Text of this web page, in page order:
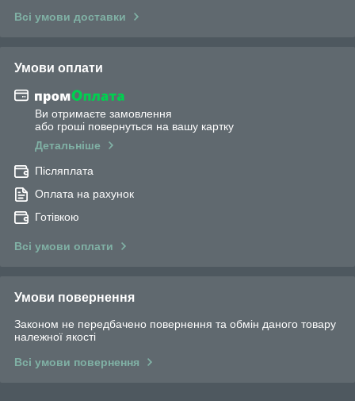
Всі умови доставки
Умови оплати
Ви отримаєте замовлення
або гроші повернуться на вашу картку
Детальніше
Післяплата
Оплата на рахунок
Готівкою
Всі умови оплати
Умови повернення
Законом не передбачено повернення та обмін даного товару
належної якості
Всі умови повернення